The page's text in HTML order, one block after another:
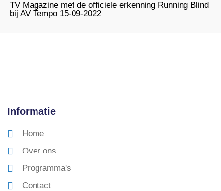
TV Magazine met de officiele erkenning Running Blind
bij AV Tempo 15-09-2022
Informatie
Home
Over ons
Programma's
Contact